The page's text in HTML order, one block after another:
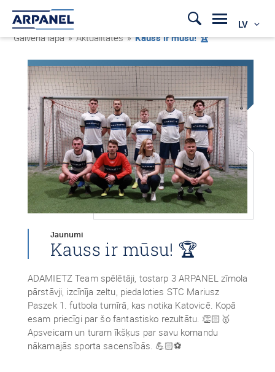
LV
Galvenā lapa » Aktualitātes »Kauss ir mūsu! 🏆
Jaunumi
Kauss ir mūsu! 🏆
ADAMIETZ Team spēlētāji, tostarp 3 ARPANEL zīmola
pārstāvji, izcīnīja zeltu, piedaloties STC Mariusz
Paszek 1. futbola turnīrā, kas notika Katovicē. Kopā
esam priecīgi par šo fantastisko rezultātu. 👏🏻🥇
Apsveicam un turam īkšķus par savu komandu
nākamajās sporta sacensībās. 💪🏻⚽